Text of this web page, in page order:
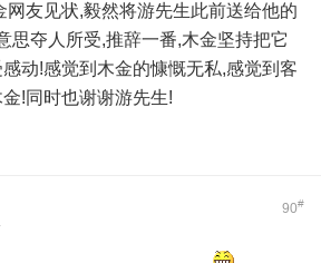
网友见状,毅然将游先生此前送给他的
思夺人所受,推辞一番,木金坚持把它
动!感觉到木金的慷慨无私,感觉到客
!同时也谢谢游先生!
90#